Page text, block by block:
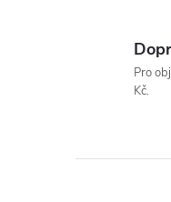
í
Pro
Kč.